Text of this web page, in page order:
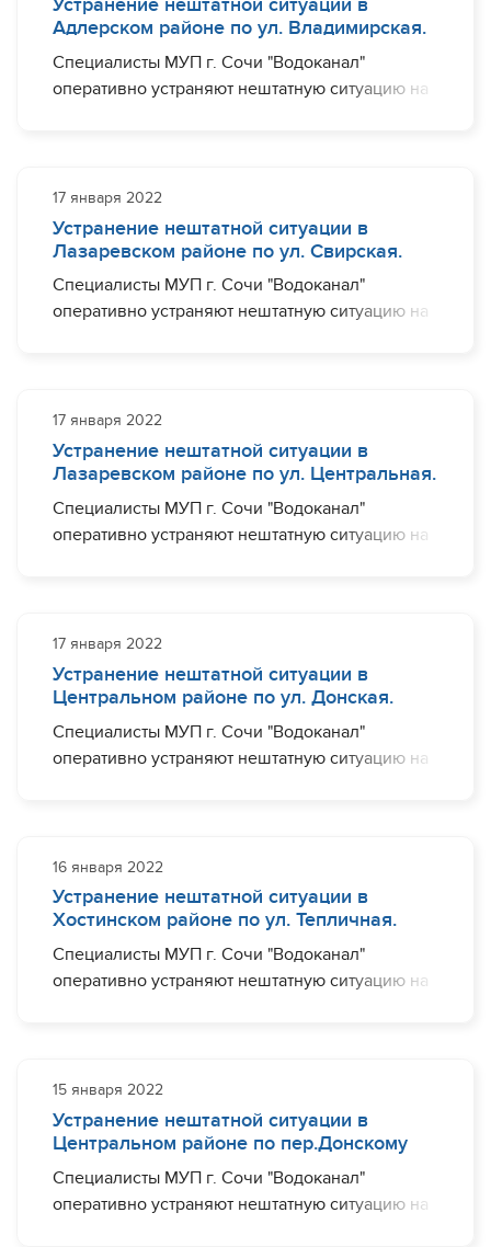
Необходимый комплекс работ планируется
завершить ориентировочно до 20:00.
Устранение нештатной ситуации в
Адлерском районе по ул. Владимирская.
Специалисты МУП г. Сочи "Водоканал"
оперативно устраняют нештатную ситуацию на
наблюдаться (частично) по ул. Черновицкая, ул.
Подольская, ул. Владимирская.
Необходимый комплекс работ планируется
завершить ориентировочно до 15:00.
Устранение нештатной ситуации в
Лазаревском районе по ул. Свирская.
17 января 2022
Специалисты МУП г. Сочи "Водоканал"
оперативно устраняют нештатную ситуацию на
по ул. Свирская, ул. Седова, ул. Новая, пер.
Победы.
Необходимый комплекс работ планируется
завершить ориентировочно до 15:00.
Устранение нештатной ситуации в
Лазаревском районе по ул. Центральная.
17 января 2022
Специалисты МУП г. Сочи "Водоканал"
оперативно устраняют нештатную ситуацию на
(частично) по ул. Торговая, ул. Центральная.
Необходимый комплекс работ планируется
завершить ориентировочно до 13:00.
Устранение нештатной ситуации в
Центральном районе по ул. Донская.
17 января 2022
Специалисты МУП г. Сочи "Водоканал"
оперативно устраняют нештатную ситуацию на
по ул. Донская.
Необходимый комплекс работ планируется
завершить ориентировочно до 17:00.
Устранение нештатной ситуации в
Хостинском районе по ул. Тепличная.
16 января 2022
Специалисты МУП г. Сочи "Водоканал"
оперативно устраняют нештатную ситуацию на
наблюдаться (частично) по ул.Тепличная.
Необходимый комплекс работ планируется
завершить ориентировочно до 19:00.
Устранение нештатной ситуации в
Центральном районе по пер.Донскому
15 января 2022
Специалисты МУП г. Сочи "Водоканал"
оперативно устраняют нештатную ситуацию на